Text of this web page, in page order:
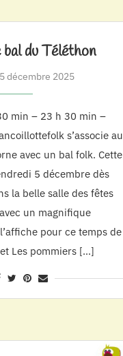
du Téléthon
5 décembre 2025
min – 23 h 30 min –
s’associe au
avec un bal folk. Cette
5 décembre dès
la belle salle des fêtes
un magnifique
pour ce temps de
Les pommiers […]